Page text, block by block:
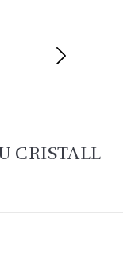
CRISTALL